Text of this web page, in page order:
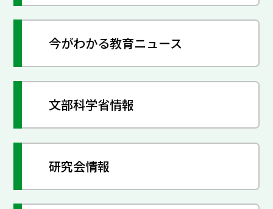
今がわかる教育ニュース
文部科学省情報
研究会情報